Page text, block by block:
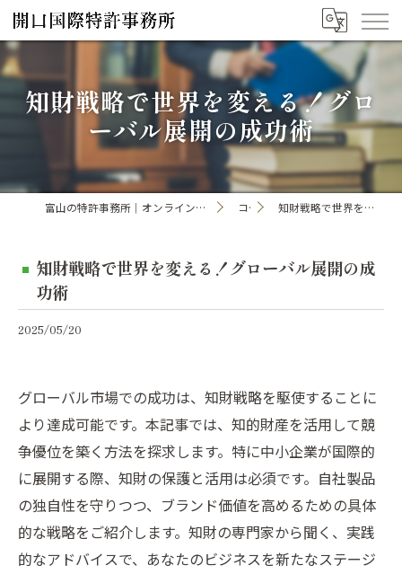
知財戦略で世界を変える！グロ
ーバル展開の成功術
富山の特許事務所｜オンライン手続き・申請・出願なら「開口国際特許事務所」 コラム 知財戦略で世界を変える！グローバル展開の成功術
知財戦略で世界を変える！グローバル展開の成
功術
2025/05/20
グローバル市場での成功は、知財戦略を駆使することに
より達成可能です。本記事では、知的財産を活用して競
争優位を築く方法を探求します。特に中小企業が国際的
に展開する際、知財の保護と活用は必須です。自社製品
の独自性を守りつつ、ブランド価値を高めるための具体
的な戦略をご紹介します。知財の専門家から聞く、実践
的なアドバイスで、あなたのビジネスを新たなステージ